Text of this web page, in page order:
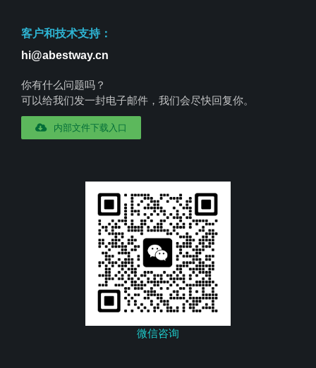
客户和技术支持：
hi@abestway.cn
你有什么问题吗？
可以给我们发一封电子邮件，我们会尽快回复你。
内部文件下载入口
微信咨询